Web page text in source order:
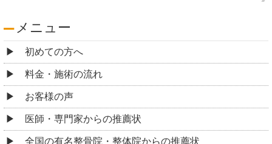
メニュー
初めての方へ
料金・施術の流れ
お客様の声
医師・専門家からの推薦状
全国の有名整骨院・整体院からの推薦状